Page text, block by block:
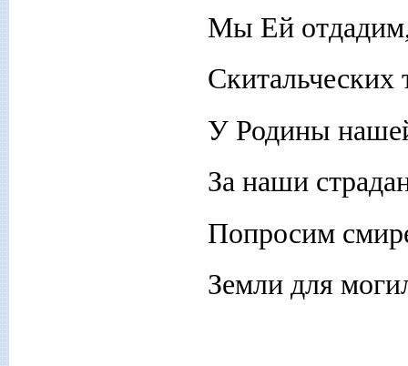
Мы Ей
Скитальческих
У Родины
За наши
Попросим
Земли для